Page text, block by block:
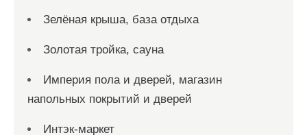
Зелёная крыша, база отдыха
Золотая тройка, сауна
Империя пола и дверей, магазин
напольных покрытий и дверей
Интэк-маркет